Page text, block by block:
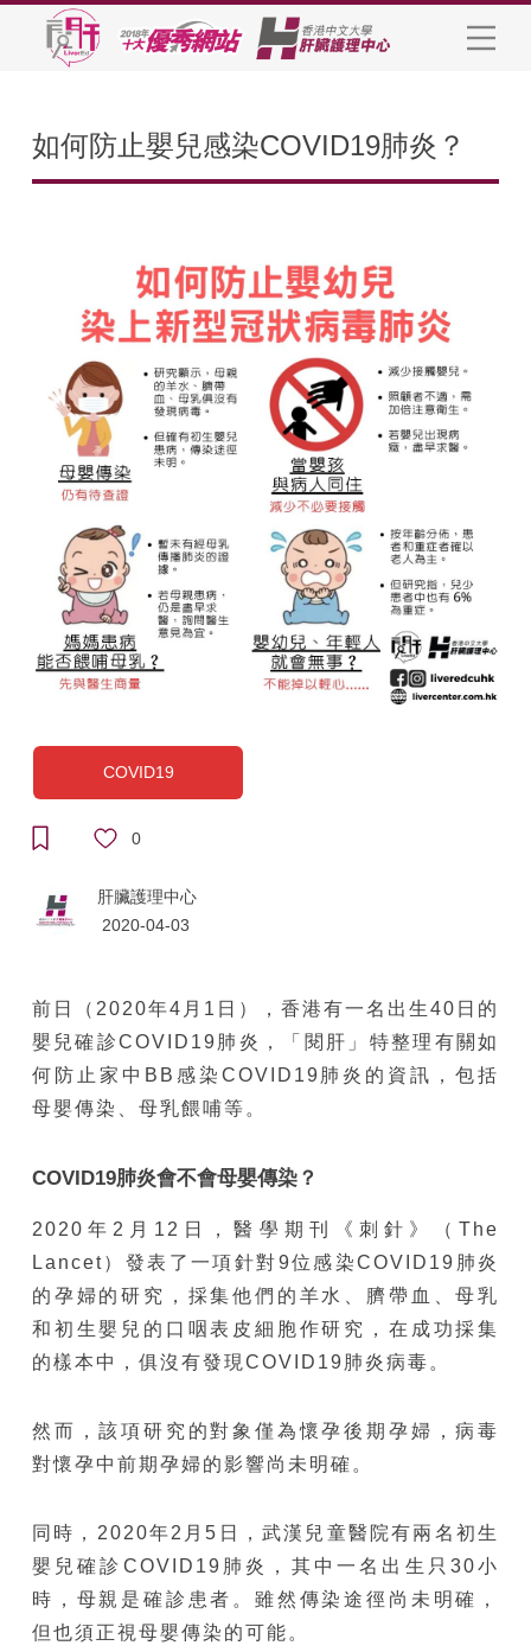
如何防止嬰兒感染COVID19肺炎？
COVID19
0
肝臟護理中心
2020-04-03
前日（2020年4月1日），香港有一名出生40日的
嬰兒確診COVID19肺炎，「閱肝」特整理有關如
何防止家中BB感染COVID19肺炎的資訊，包括
母嬰傳染、母乳餵哺等。
COVID19肺炎會不會母嬰傳染？
2020年2月12日，醫學期刊《刺針》（The
Lancet）發表了一項針對9位感染COVID19肺炎
的孕婦的研究，採集他們的羊水、臍帶血、母乳
和初生嬰兒的口咽表皮細胞作研究，在成功採集
的樣本中，俱沒有發現COVID19肺炎病毒。
然而，該項研究的對象僅為懷孕後期孕婦，病毒
對懷孕中前期孕婦的影響尚未明確。
同時，2020年2月5日，武漢兒童醫院有兩名初生
嬰兒確診COVID19肺炎，其中一名出生只30小
時，母親是確診患者。雖然傳染途徑尚未明確，
但也須正視母嬰傳染的可能。